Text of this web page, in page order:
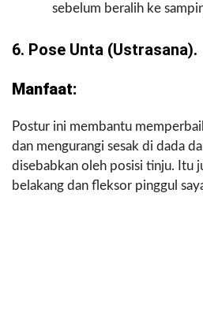
sebelum beralih ke
6. Pose Unta (ustrasana).
Manfaat:
Postur ini membantu
dan mengurangi sesak di dada
disebabkan oleh posisi tinju. Itu
belakang dan fleksor pinggul